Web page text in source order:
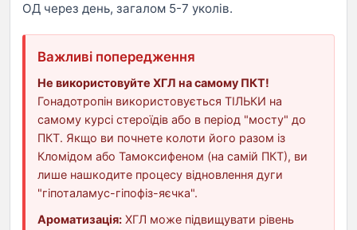
ОД через день, загалом 5-7 уколів.
Важливі попередження
Не використовуйте ХГЛ на самому ПКТ!
Гонадотропін використовується ТІЛЬКИ на
самому курсі стероїдів або в період "мосту" до
ПКТ. Якщо ви почнете колоти його разом із
Кломідом або Тамоксифеном (на самій ПКТ), ви
лише нашкодите процесу відновлення дуги
"гіпоталамус-гіпофіз-яєчка".
Ароматизація: ХГЛ може підвищувати рівень